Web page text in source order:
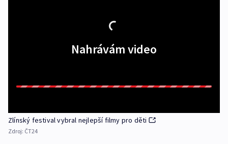
Nahrávám video
Zlínský festival vybral nejlepší filmy pro děti
Zdroj: ČT24